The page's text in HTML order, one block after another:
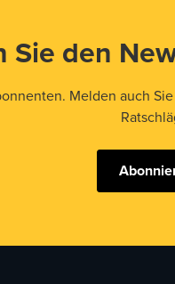
Sie den
Melden auch